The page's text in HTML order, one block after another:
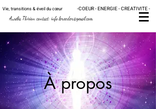
Vie, transitions & éveil ducœur -COEUR - ENERGIE - CREATIVITE -
Aurélia Thirion contact: info.loreedor@gmail.com
À propos